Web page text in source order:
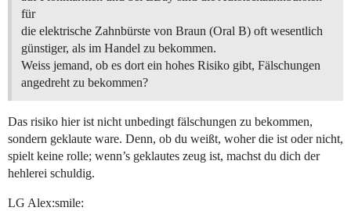
für
die elektrische Zahnbürste von Braun (Oral B) oft wesentlich
günstiger, als im Handel zu bekommen.
Weiss jemand, ob es dort ein hohes Risiko gibt, Fälschungen
angedreht zu bekommen?
Das risiko hier ist nicht unbedingt fälschungen zu bekommen,
sondern geklaute ware. Denn, ob du weißt, woher die ist oder nicht,
spielt keine rolle; wenn’s geklautes zeug ist, machst du dich der
hehlerei schuldig.
LG Alex:smile: